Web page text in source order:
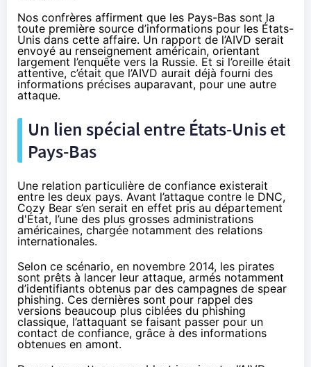
Nos confrères affirment que les Pays-Bas sont la
toute première source d’informations pour les États-
Unis dans cette affaire. Un rapport de l’AIVD serait
envoyé au renseignement américain, orientant
largement l’enquête vers la Russie. Et si l’oreille était
attentive, c’était que l’AIVD aurait déjà fourni des
informations précises auparavant, pour une autre
attaque.
Un lien spécial entre États-Unis et
Pays-Bas
Une relation particulière de confiance existerait
entre les deux pays. Avant l’attaque contre le DNC,
Cozy Bear s’en serait en effet pris au département
d'État, l’une des plus grosses administrations
américaines, chargée notamment des relations
internationales.
Selon ce scénario, en novembre 2014, les pirates
sont prêts à lancer leur attaque, armés notamment
d’identifiants obtenus par des campagnes de spear
phishing. Ces dernières sont pour rappel des
versions beaucoup plus ciblées du phishing
classique, l’attaquant se faisant passer pour un
contact de confiance, grâce à des informations
obtenues en amont.